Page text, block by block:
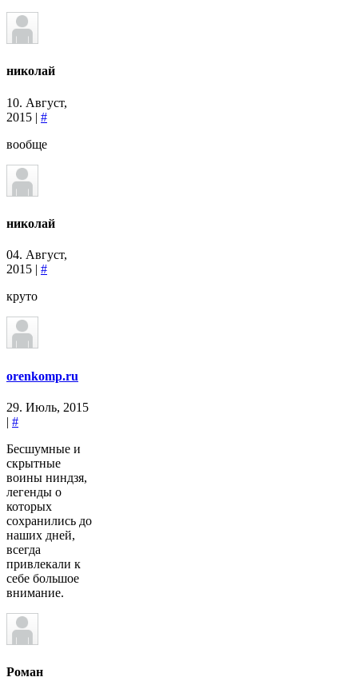
николай
10. Август,
2015 | #
вообще
николай
04. Август,
2015 | #
круто
orenkomp.ru
29. Июль, 2015
| #
Бесшумные и
скрытные
воины ниндзя,
легенды о
которых
сохранились до
наших дней,
всегда
привлекали к
себе большое
внимание.
Роман